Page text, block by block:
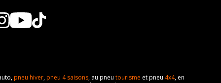
pneu hiver,pneu 4 saisons, au pneu tourisme et pneu 4x4, en